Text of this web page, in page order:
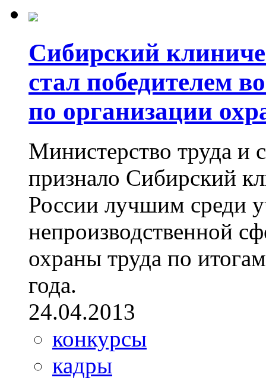
Сибирский
стал победителем
по организации
Министерство труда
признало Сибирский
России лучшим среди
непроизводственной
охраны труда по
года.
24.04.2013
конкурсы
кадры